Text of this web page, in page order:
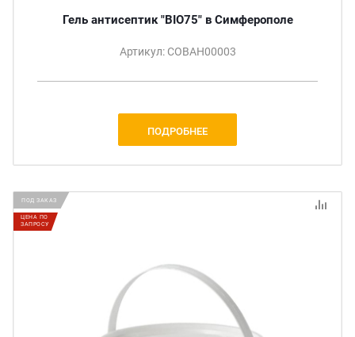
Гель антисептик "BIO75" в Симферополе
Артикул: СОВАН00003
ПОДРОБНЕЕ
ПОД ЗАКАЗ
ЦЕНА ПО
ЗАПРОСУ